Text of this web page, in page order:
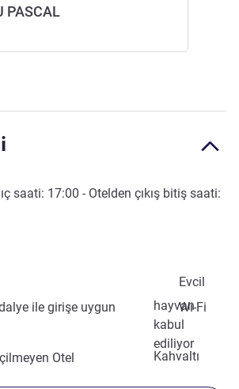
PASCAL
saati: 17:00 - Otelden çıkış bitiş saati:
Evcil
hayvan
kabul
ediliyor
ile girişe uygun
Wi-Fi
Kahvaltı
Otel